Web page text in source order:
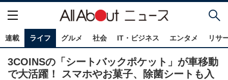
連載 ライフ グルメ 社会 IT・ビジネス エンタメ リサ
3COINSの「シートバックポケット」が車移動
で大活躍！ スマホやお菓子、除菌シートも入